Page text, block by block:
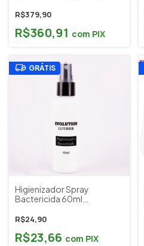
YAC TRKIT + Flanela Sopro
R$379,90
R$360,91 com PIX
GRÁTIS
Higienizador Spray
Bactericida 60ml
Evolution Luthier
R$24,90
R$23,66 com PIX